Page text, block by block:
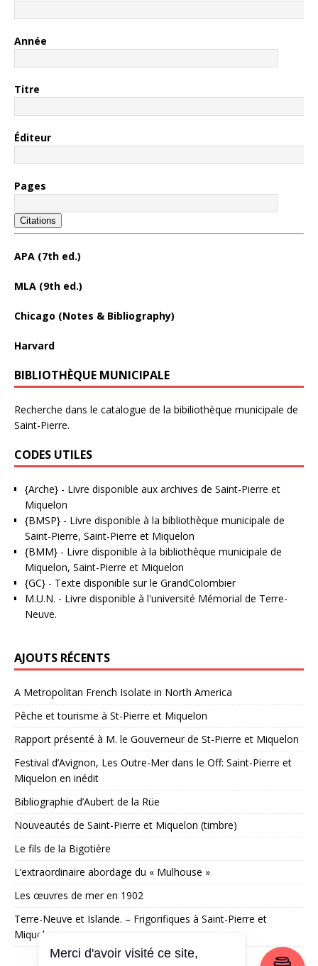
Année
Titre
Éditeur
Pages
Citations
APA (7th ed.)
MLA (9th ed.)
Chicago (Notes & Bibliography)
Harvard
BIBLIOTHÈQUE MUNICIPALE
Recherche dans le catalogue de la bibiliothèque municipale de
Saint-Pierre.
CODES UTILES
{Arche} - Livre disponible aux archives de Saint-Pierre et
Miquelon
{BMSP} - Livre disponible à la bibliothèque municipale de
Saint-Pierre, Saint-Pierre et Miquelon
{BMM} - Livre disponible à la bibliothèque municipale de
Miquelon, Saint-Pierre et Miquelon
{GC} - Texte disponible sur le GrandColombier
M.U.N. - Livre disponible à l'université Mémorial de Terre-
Neuve.
AJOUTS RÉCENTS
A Metropolitan French Isolate in North America
Pêche et tourisme à St-Pierre et Miquelon
Rapport présenté à M. le Gouverneur de St-Pierre et Miquelon
Festival d’Avignon, Les Outre-Mer dans le Off: Saint-Pierre et
Miquelon en inédit
Bibliographie d’Aubert de la Rüe
Nouveautés de Saint-Pierre et Miquelon (timbre)
Le fils de la Bigotière
L’extraordinaire abordage du « Mulhouse »
Les œuvres de mer en 1902
Terre-Neuve et Islande. – Frigorifiques à Saint-Pierre et
Miquelon
Merci d'avoir visité ce site,